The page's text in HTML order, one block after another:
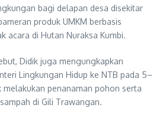
bagi delapan desa disekitar
produk UMKM berbasis
acara di Hutan Nuraksa Kumbi.
Didik juga mengungkapkan
Lingkungan Hidup ke NTB pada 5–
melakukan penanaman pohon serta
di Gili Trawangan.